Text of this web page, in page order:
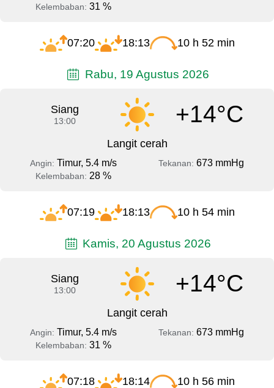
Kelembaban: 31 %
07:20 18:13 10 h 52 min
Rabu, 19 Agustus 2026
Siang
13:00 +14°C
Langit cerah
Angin: Timur, 5.4 m/s Tekanan: 673 mmHg
Kelembaban: 28 %
07:19 18:13 10 h 54 min
Kamis, 20 Agustus 2026
Siang
13:00 +14°C
Langit cerah
Angin: Timur, 5.4 m/s Tekanan: 673 mmHg
Kelembaban: 31 %
07:18 18:14 10 h 56 min